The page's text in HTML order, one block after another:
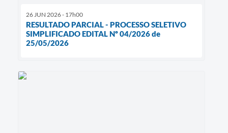
26 JUN 2026 - 17h00
RESULTADO PARCIAL - PROCESSO SELETIVO
SIMPLIFICADO EDITAL Nº 04/2026 de
25/05/2026